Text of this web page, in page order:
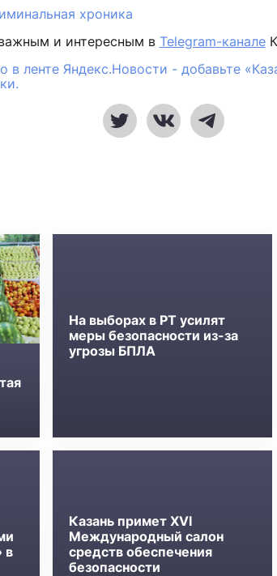
хроника
и интересным в Telegram-канале
в ленте Яндекс.Новости - добавьте
На выборах в РТ усилят
меры безопасности из-за
угрозы БПЛА
в
Казань примет XVI
Международный салон
средств обеспечения
безопасности